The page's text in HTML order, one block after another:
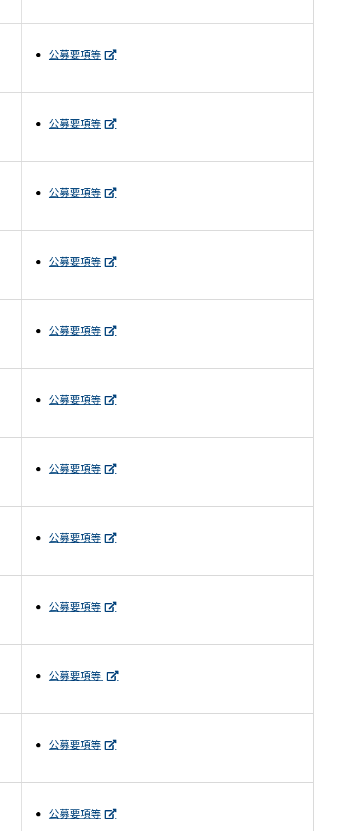
公募要項等
公募要項等
公募要項等
公募要項等
公募要項等
公募要項等
公募要項等
公募要項等
公募要項等
公募要項等
公募要項等
公募要項等